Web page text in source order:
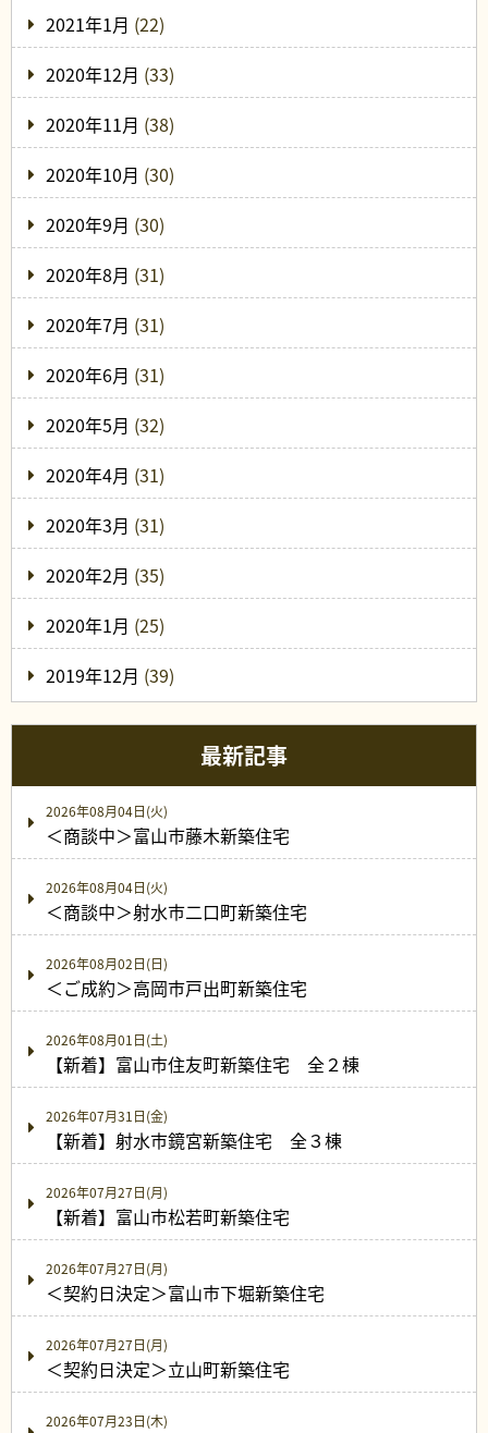
2021年1月 (22)
2020年12月 (33)
2020年11月 (38)
2020年10月 (30)
2020年9月 (30)
2020年8月 (31)
2020年7月 (31)
2020年6月 (31)
2020年5月 (32)
2020年4月 (31)
2020年3月 (31)
2020年2月 (35)
2020年1月 (25)
2019年12月 (39)
最新記事
2026年08月04日(火)
＜商談中＞富山市藤木新築住宅
2026年08月04日(火)
＜商談中＞射水市二口町新築住宅
2026年08月02日(日)
＜ご成約＞高岡市戸出町新築住宅
2026年08月01日(土)
【新着】富山市住友町新築住宅 全２棟
2026年07月31日(金)
【新着】射水市鏡宮新築住宅 全３棟
2026年07月27日(月)
【新着】富山市松若町新築住宅
2026年07月27日(月)
＜契約日決定＞富山市下堀新築住宅
2026年07月27日(月)
＜契約日決定＞立山町新築住宅
2026年07月23日(木)